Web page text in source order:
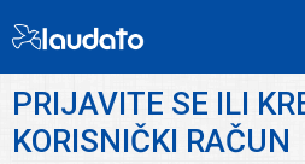
PRIJAVITE SE ILI
KORISNIČKI RAČUN